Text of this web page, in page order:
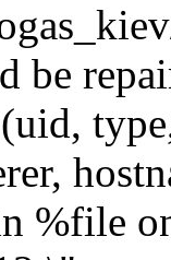
be
%file